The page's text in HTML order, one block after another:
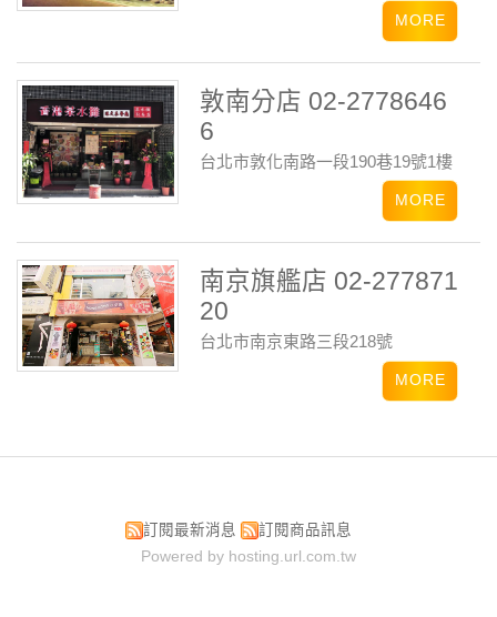
敦南分店 02-2778646
6
台北市敦化南路一段190巷19號1樓
南京旗艦店 02-277871
20
台北市南京東路三段218號
訂閱最新消息
訂閱商品訊息
Powered by hosting.url.com.tw